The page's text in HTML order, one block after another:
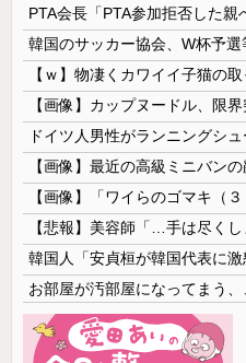
【ｗ】物凄くカワイイ子猫の取
【画像】カップヌードル、限
【画像】最近の高級ミニバン
【画像】「ワイらのゴマキ（３
【悲報】美容師「…手は尽く
お部屋が汚部屋になってまう、